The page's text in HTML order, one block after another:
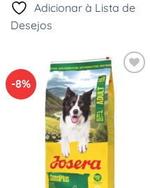
55,19 €
Adicionar à Lista de
Desejos
-8%
Adicionar
à Lista
Desejos